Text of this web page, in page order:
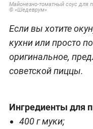
Майонезно-томатный соус для
© «Шедеврум»
Если вы хотите
кухни или просто
оригинальное,
советской пиццы.
Ингредиенты для
400 г муки;